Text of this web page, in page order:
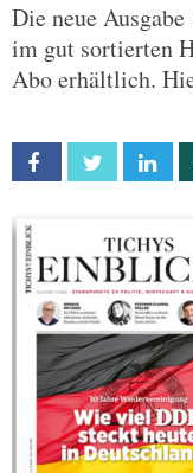
Die neue
im gut sortierten
Abo erhältlich.
Facebook Twitter